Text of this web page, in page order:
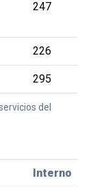
del
247
226
295
Interno